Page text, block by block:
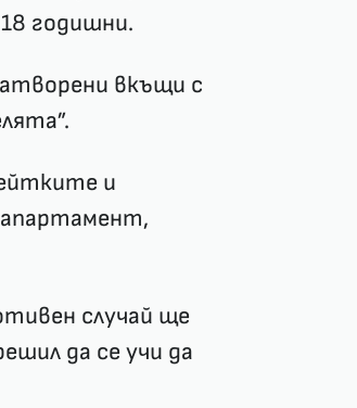
годишни.
вкъщи с
и
апартамент,
случай ще
да се учи да